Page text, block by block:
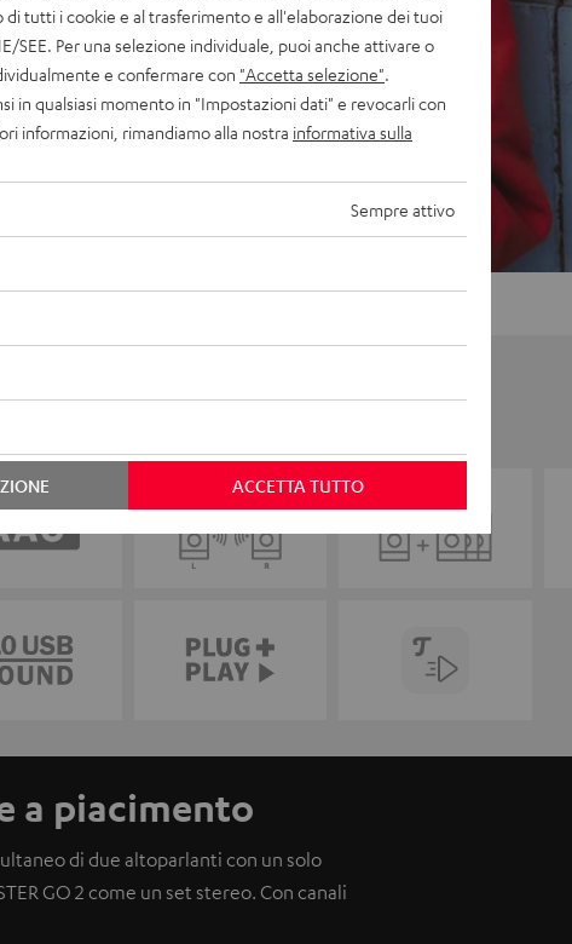
a piacimento
di due altoparlanti con un solo
GO 2 come un set stereo. Con canali
di tutti i cookie e al trasferimento e all'elaborazione dei tuoi
SEE. Per una selezione individuale, puoi anche attivare o
e confermare con "Accetta selezione"
in qualsiasi momento in "Impostazioni dati" e revocarli con
informazioni, rimandiamo alla nostra informativa sulla
Sempre attivo
ACCETTA TUTTO